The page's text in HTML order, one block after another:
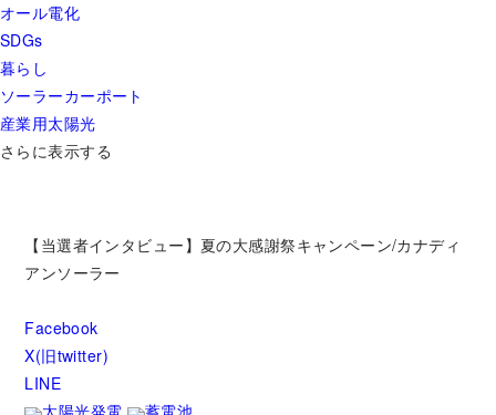
オール電化
SDGs
暮らし
ソーラーカーポート
産業用太陽光
さらに表示する
【当選者インタビュー】夏の大感謝祭キャンペーン/カナディ
アンソーラー
Facebook
X(旧twitter)
LINE
太陽光発電
蓄電池